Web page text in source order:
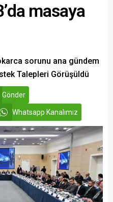
masaya
sorunu ana gündem
Talepleri Görüşüldü
Gönder
Whatsapp Kanalımız